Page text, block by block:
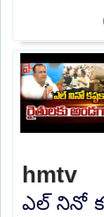
hmtv
ఎల్ నినో